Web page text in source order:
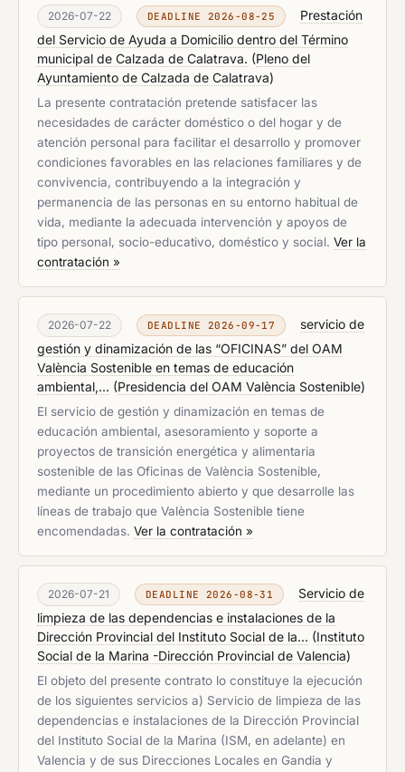
2026-07-22 DEADLINE 2026-08-25
Prestación
del Servicio de Ayuda a Domicilio dentro del Término
municipal de Calzada de Calatrava. (Pleno del
Ayuntamiento de Calzada de Calatrava)
La presente contratación pretende satisfacer las
necesidades de carácter doméstico o del hogar y de
atención personal para facilitar el desarrollo y promover
condiciones favorables en las relaciones familiares y de
convivencia, contribuyendo a la integración y
permanencia de las personas en su entorno habitual de
vida, mediante la adecuada intervención y apoyos de
tipo personal, socio-educativo, doméstico y social. Ver la
contratación »
2026-07-22 DEADLINE 2026-09-17
servicio de
gestión y dinamización de las “OFICINAS” del OAM
València Sostenible en temas de educación
ambiental,... (Presidencia del OAM València Sostenible)
El servicio de gestión y dinamización en temas de
educación ambiental, asesoramiento y soporte a
proyectos de transición energética y alimentaria
sostenible de las Oficinas de València Sostenible,
mediante un procedimiento abierto y que desarrolle las
líneas de trabajo que València Sostenible tiene
encomendadas. Ver la contratación »
2026-07-21 DEADLINE 2026-08-31
Servicio de
limpieza de las dependencias e instalaciones de la
Dirección Provincial del Instituto Social de la... (Instituto
Social de la Marina -Dirección Provincial de Valencia)
El objeto del presente contrato lo constituye la ejecución
de los siguientes servicios a) Servicio de limpieza de las
dependencias e instalaciones de la Dirección Provincial
del Instituto Social de la Marina (ISM, en adelante) en
Valencia y de sus Direcciones Locales en Gandia y